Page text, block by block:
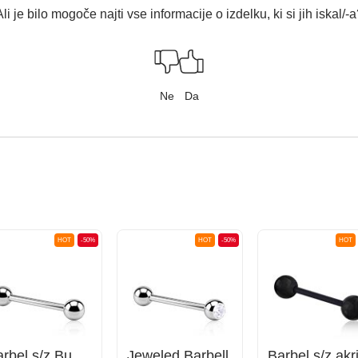
je bilo mogoče najti vse informacije o izdelku, ki si jih iskal/-
Ne Da
-50%
HOT -50%
HOT HOT